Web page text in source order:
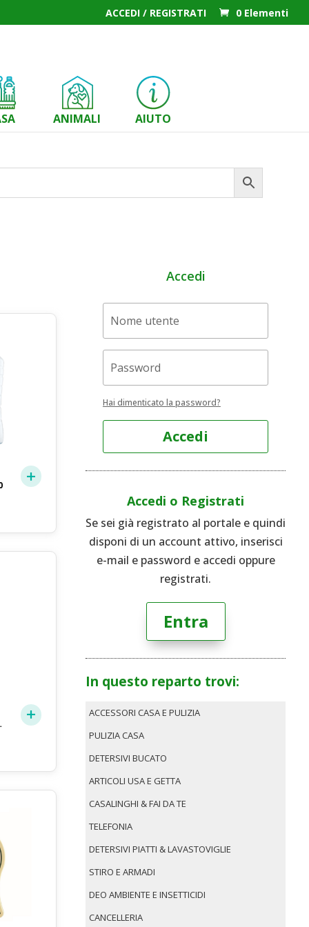
ACCEDI / REGISTRATI 0 Elementi
ANIMALI AIUTO
Accedi
Hai dimenticato la password?
Accedi
Accedi o Registrati
Se sei già registrato al portale e quindi
disponi di un account attivo, inserisci
e-mail e password e accedi oppure
registrati.
Entra
In questo reparto trovi:
ACCESSORI CASA E PULIZIA
PULIZIA CASA
DETERSIVI BUCATO
ARTICOLI USA E GETTA
CASALINGHI & FAI DA TE
TELEFONIA
DETERSIVI PIATTI & LAVASTOVIGLIE
STIRO E ARMADI
DEO AMBIENTE E INSETTICIDI
CANCELLERIA